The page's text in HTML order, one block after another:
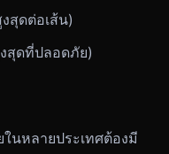
สุดต่อเส้น)
สุดที่ปลอดภัย)
นหลายประเทศต้องมี